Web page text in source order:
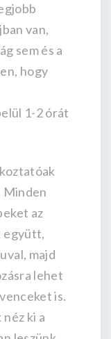
van,
sem és a
hogy
1-2 órát
Minden
az
együtt,
majd
lehet
is.
ki a